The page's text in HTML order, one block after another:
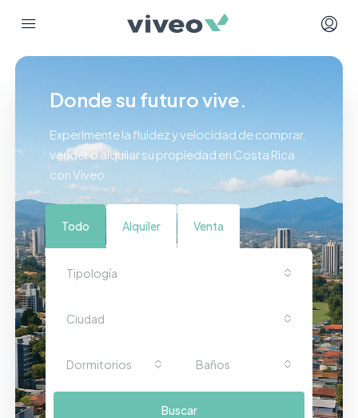
Donde su futuro vive.
Experimente la fluidez y velocidad de comprar,
vender o alquilar su propiedad en Costa Rica
con Viveo.
Todo Alquiler Venta
Tipología
Ciudad
Dormitorios Baños
Buscar